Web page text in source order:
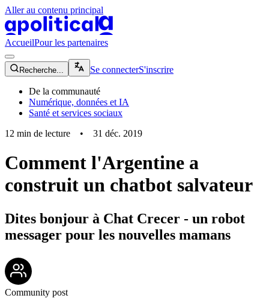
Aller au contenu principal
apolitical-logo-default
AccueilPour les partenaires
magnifying-glass-icon
Recherche... Se connecterS'inscrire
De la communauté
Numérique, données et IA
Santé et services sociaux
12 min de lecture • 31 déc. 2019
Comment l'Argentine a
construit un chatbot salvateur
Dites bonjour à Chat Crecer - un robot
messager pour les nouvelles mamans
Community post